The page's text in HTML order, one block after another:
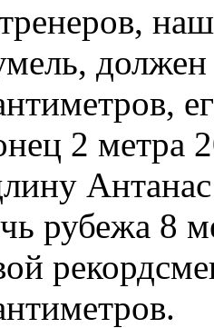
2 метра
рубежа 8